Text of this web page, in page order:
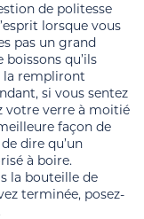
de politesse
lorsque vous
pas un grand
qu’ils
la rempliront
si vous sentez
votre verre à moitié
façon de
dire qu’un
à boire.
la bouteille de
terminée, posez-